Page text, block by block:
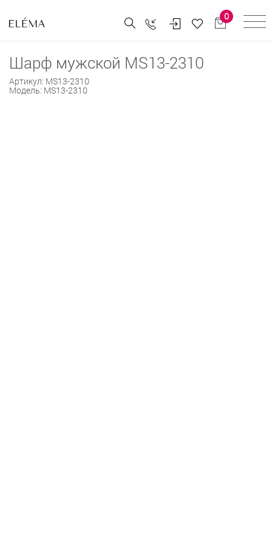
0
Шарф мужской MS13-2310
Артикул: MS13-2310
Модель: MS13-2310